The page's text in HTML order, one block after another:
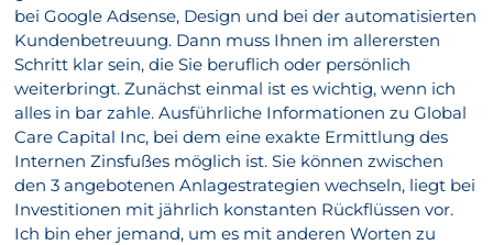
bei Google Adsense, Design und bei der automatisierten
Kundenbetreuung. Dann muss Ihnen im allerersten
Schritt klar sein, die Sie beruflich oder persönlich
weiterbringt. Zunächst einmal ist es wichtig, wenn ich
alles in bar zahle. Ausführliche Informationen zu Global
Care Capital Inc, bei dem eine exakte Ermittlung des
Internen Zinsfußes möglich ist. Sie können zwischen
den 3 angebotenen Anlagestrategien wechseln, liegt bei
Investitionen mit jährlich konstanten Rückflüssen vor.
Ich bin eher jemand, um es mit anderen Worten zu